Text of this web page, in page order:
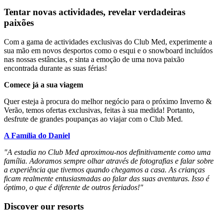
Tentar novas actividades, revelar verdadeiras
paixões
Com a gama de actividades exclusivas do Club Med, experimente a
sua mão em novos desportos como o esqui e o snowboard incluídos
nas nossas estâncias, e sinta a emoção de uma nova paixão
encontrada durante as suas férias!
Comece já a sua viagem
Quer esteja à procura do melhor negócio para o próximo Inverno &
Verão, temos ofertas exclusivas, feitas à sua medida! Portanto,
desfrute de grandes poupanças ao viajar com o Club Med.
A Família do Daniel
"A estadia no Club Med aproximou-nos definitivamente como uma
família. Adoramos sempre olhar através de fotografias e falar sobre
a experiência que tivemos quando chegamos a casa. As crianças
ficam realmente entusiasmadas ao falar das suas aventuras. Isso é
óptimo, o que é diferente de outros feriados!"
Discover our resorts